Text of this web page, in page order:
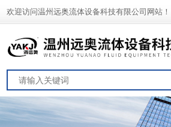
欢迎访问温州远奥流体设备科技有限公司网站！